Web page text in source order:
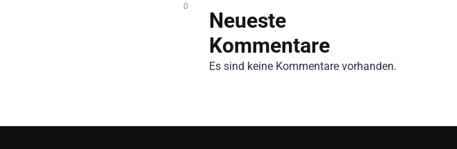
0
Neueste
Kommentare
Es sind keine Kommentare vorhanden.